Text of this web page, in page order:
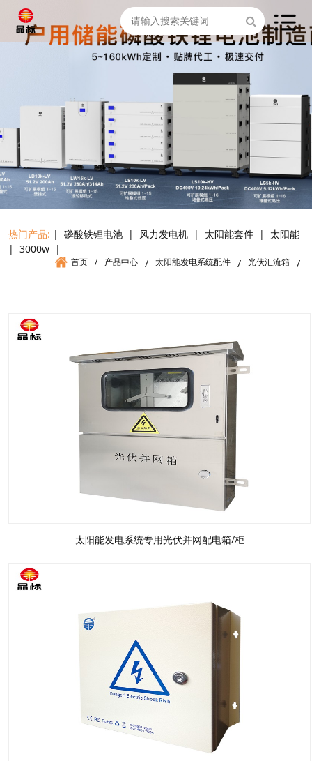
热门产品: | 磷酸铁锂电池 | 风力发电机 | 太阳能套件 |
太阳能
| 3000w |
首页 / 产品中心 / 太阳能发电系统配件 / 光伏汇流箱 /
太阳能发电系统专用光伏并网配电箱/柜